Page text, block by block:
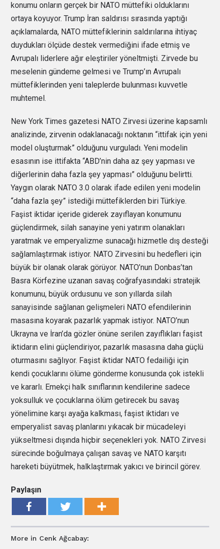
More in Cenk Ağcabay:
konumu onların gerçek bir NATO müttefiki olduklarını
ortaya koyuyor. Trump İran saldırısı sırasında yaptığı
açıklamalarda, NATO müttefiklerinin saldırılarına ihtiyaç
duydukları ölçüde destek vermediğini ifade etmiş ve
Avrupalı liderlere ağır eleştiriler yöneltmişti. Zirvede bu
meselenin gündeme gelmesi ve Trump’ın Avrupalı
müttefiklerinden yeni taleplerde bulunması kuvvetle
muhtemel.
New York Times gazetesi NATO Zirvesi üzerine kapsamlı
analizinde, zirvenin odaklanacağı noktanın “ittifak için yeni
model oluşturmak” olduğunu vurguladı. Yeni modelin
esasının ise ittifakta “ABD’nin daha az şey yapması ve
diğerlerinin daha fazla şey yapması” olduğunu belirtti.
Yaygın olarak NATO 3.0 olarak ifade edilen yeni modelin
“daha fazla şey” istediği müttefiklerden biri Türkiye.
Faşist iktidar içeride giderek zayıflayan konumunu
güçlendirmek, silah sanayine yeni yatırım olanakları
yaratmak ve emperyalizme sunacağı hizmetle dış desteği
sağlamlaştırmak istiyor. NATO Zirvesini bu hedefleri için
büyük bir olanak olarak görüyor. NATO’nun Donbas’tan
Basra Körfezine uzanan savaş coğrafyasındaki stratejik
konumunu, büyük ordusunu ve son yıllarda silah
sanayisinde sağlanan gelişmeleri NATO efendilerinin
masasına koyarak pazarlık yapmak istiyor. NATO’nun
Ukrayna ve İran’da gözler önüne serilen zayıflıkları faşist
iktidarın elini güçlendiriyor, pazarlık masasına daha güçlü
oturmasını sağlıyor. Faşist iktidar NATO fedailiği için
kendi çocuklarını ölüme gönderme konusunda çok istekli
ve kararlı. Emekçi halk sınıflarının kendilerine sadece
yoksulluk ve çocuklarına ölüm getirecek bu savaş
yönelimine karşı ayağa kalkması, faşist iktidarı ve
emperyalist savaş planlarını yıkacak bir mücadeleyi
yükseltmesi dışında hiçbir seçenekleri yok. NATO Zirvesi
sürecinde boğulmaya çalışan savaş ve NATO karşıtı
hareketi büyütmek, halklaştırmak yakıcı ve birincil görev.
Paylaşın